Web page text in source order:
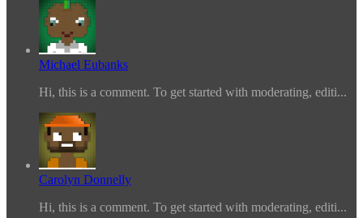
Michael Eubanks
Hi, this is a comment. To get started with moderating, editi...
Carolyn Donnelly
Hi, this is a comment. To get started with moderating, editi...